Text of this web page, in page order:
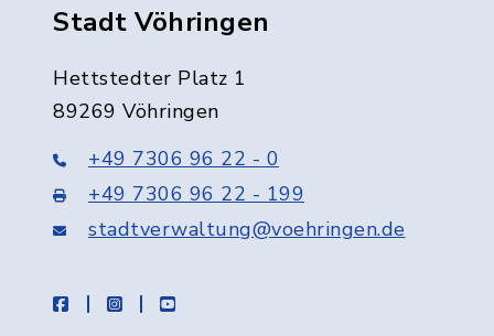
Stadt Vöhringen
Hettstedter Platz 1
89269 Vöhringen
+49 7306 96 22 - 0
+49 7306 96 22 - 199
stadtverwaltung@voehringen.de
facebookinstagramyoutube